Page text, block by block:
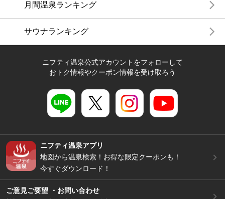
月間温泉ランキング
サウナランキング
ニフティ温泉公式アカウントをフォローして
おトク情報やクーポン情報を受け取ろう
ニフティ温泉アプリ
地図から温泉検索！お得な限定クーポンも！
今すぐダウンロード！
ご意見ご要望 ・お問い合わせ